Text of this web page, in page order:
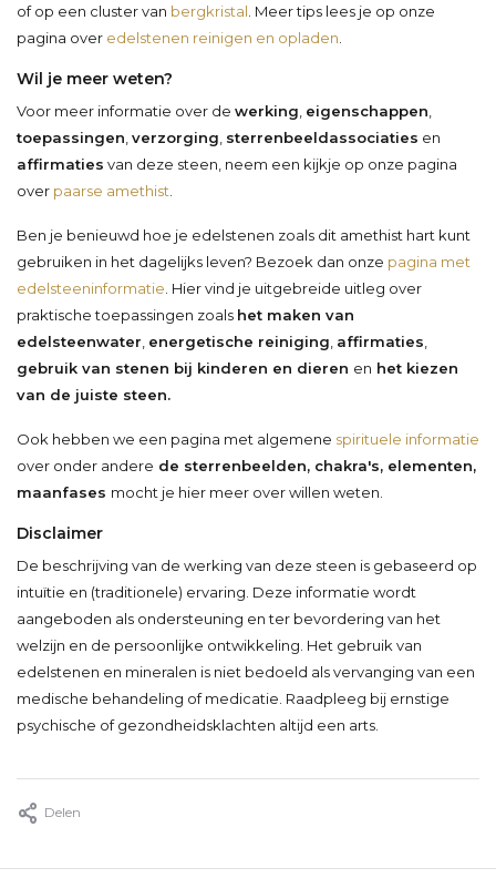
of op een cluster van bergkristal . Meer tips lees je op onze
pagina over edelstenen reinigen en opladen
Wil je meer weten?
Voor meer informatie over de werking eigenschappen
toepassingen verzorging sterrenbeeldassociaties en
affirmaties van deze steen, neem een kijkje op onze pagina
over paarse amethist
Ben je benieuwd hoe je edelstenen zoals dit amethist hart kunt
gebruiken in het dagelijks leven? Bezoek dan onze pagina met
edelsteeninformatie . Hier vind je uitgebreide uitleg over
praktische toepassingen zoals het maken van
edelsteenwater energetische reiniging affirmaties
gebruik van stenen bij kinderen en dieren en het kiezen
van de juiste steen.
Ook hebben we een pagina met algemene spirituele informatie
over onder andere de sterrenbeelden, chakra's, elementen,
maanfases mocht je hier meer over willen weten.
Disclaimer
De beschrijving van de werking van deze steen is gebaseerd op
intuïtie en (traditionele) ervaring. Deze informatie wordt
aangeboden als ondersteuning en ter bevordering van het
welzijn en de persoonlijke ontwikkeling. Het gebruik van
edelstenen en mineralen is niet bedoeld als vervanging van een
medische behandeling of medicatie. Raadpleeg bij ernstige
psychische of gezondheidsklachten altijd een arts.
Delen